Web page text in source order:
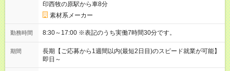
印西牧の原駅から車8分
素材系メーカー
勤務時間 8:30～17:00 ※表記のうち実働7時間30分です。
期間
長期【ご応募から1週間以内(最短2日目)のスピード就業が可能】
即日～